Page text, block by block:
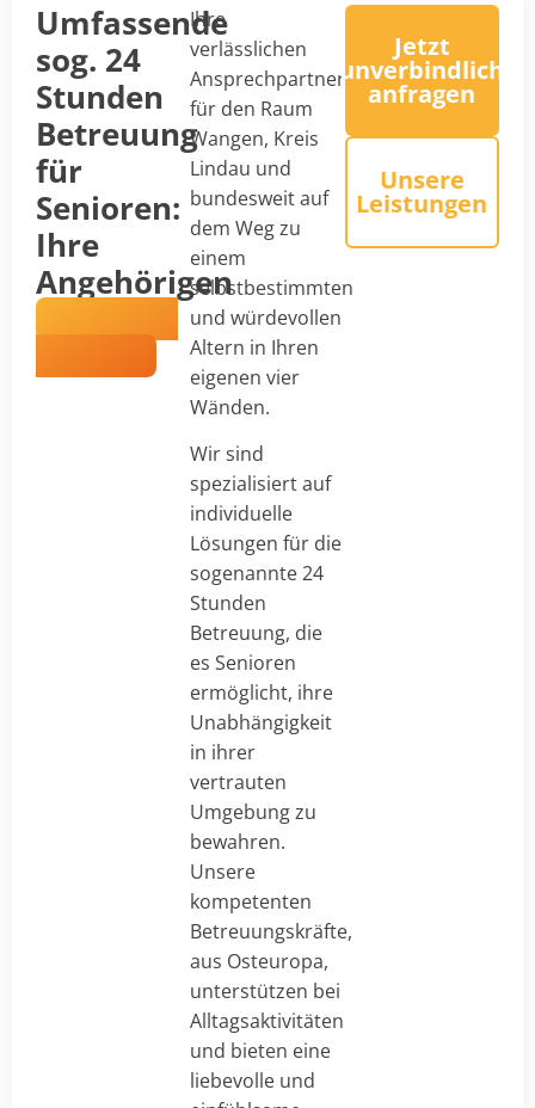
Umfassende
sog. 24
Stunden
Betreuung
für
Senioren:
Ihre
Angehörigen
in besten
Händen
Ihre
verlässlichen
Ansprechpartner
für den Raum
Wangen, Kreis
Lindau und
bundesweit auf
dem Weg zu
einem
selbstbestimmten
und würdevollen
Altern in Ihren
eigenen vier
Wänden.
Wir sind
spezialisiert auf
individuelle
Lösungen für die
sogenannte 24
Stunden
Betreuung, die
es Senioren
ermöglicht, ihre
Unabhängigkeit
in ihrer
vertrauten
Umgebung zu
bewahren.
Unsere
kompetenten
Betreuungskräfte,
aus Osteuropa,
unterstützen bei
Alltagsaktivitäten
und bieten eine
liebevolle und
Jetzt
unverbindlich
anfragen
Unsere
Leistungen